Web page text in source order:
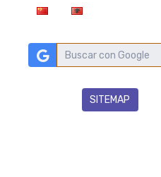
SITEMAP